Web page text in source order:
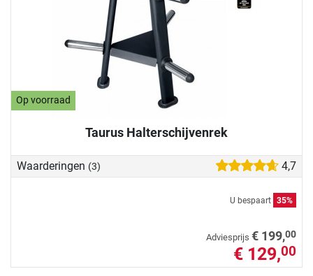
Op voorraad
Taurus Halterschijvenrek
Waarderingen (3) 4,7
U bespaart 35%
Adviesprijs € 199,00
€ 129,00